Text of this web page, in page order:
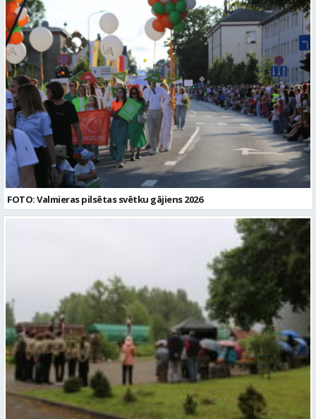
pakalpojumu sektorā, īpaši stacionāros”. Plašāka informācija:
https://talakizglitiba.lv/kompensacijas. Pretendenti aicināti
pieteikties līdz 2026. gada 23. augustam, nosūtot motivācijas vēstuli
un dzīvesgājuma aprakstu (CV) uz e-pasta adresi
vakances@strencupns.lv ar norādi “Audiologopēda vakance”. 1)
Pieteikuma dokumentos norādītie personas dati tiks apstrādāti, lai
nodrošinātu šīs atlases konkursa norisi. 2) Personas datu apstrādes
pārzinis ir VSIA “Strenču psihoneiroloģiskā slimnīca”,
kontaktinformācija: Valkas ielā 11, Strenčos, Valmieras novadā, LV
-4730, e-pasts: info@strencupns.lv. Papildu informāciju par
personas datu apstrādi jūs varat iegūt interneta mājas
lapā: https://strencupns.lv/ Profesija: AUDIOLOGOPĒDS Darba
vietas adrese: LATVIJA, Valkas iela 11, Strenči, Valmieras nov. Slodze:
Viena vesela slodze Darbības joma: Veselības aprūpe / Sociālā
aprūpe Pieteikto vietu skaits: 1 Aktuāla līdz: 2026-08-23
Kontaktpersona: CV sūtīt uz e- pastu: vakances@strencupns.lv
nenoteiktu laiku Slodze: Nepilna slodze Darbības joma: Izglītība /
Zinātne Pieteikto vietu skaits: 1 Līgums: Darbinieka amats uz
nenoteiktu laiku Aktuāla līdz: 2026-08-17 Kontaktpersona: CV sūtīt
uz e-pastu: personals@valmierastehnikums.lv Izglītības līmenis:
Augstākā izglītība (bakalaura grāds)
FOTO: Valmieras pilsētas svētku gājiens 2026